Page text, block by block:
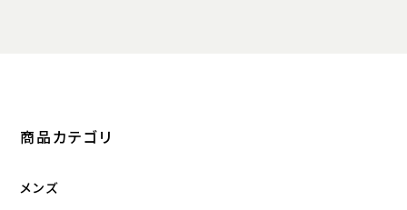
商品カテゴリ
メンズ